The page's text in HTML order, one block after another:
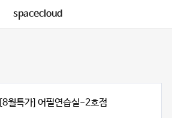
spacecloud
[8월특가] 어필연습실-2호점